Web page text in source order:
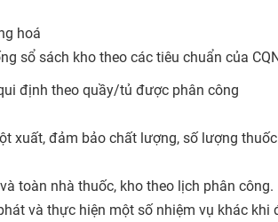
hoá
sổ sách kho theo các tiêu chuẩn của
định theo quầy/tủ được phân công
xuất, đảm bảo chất lượng, số lượng
toàn nhà thuốc, kho theo lịch phân công.
và thực hiện một số nhiệm vụ khác khi